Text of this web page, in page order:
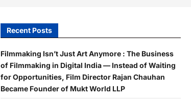
Recent Posts
Filmmaking Isn’t Just Art Anymore : The Business
of Filmmaking in Digital India — Instead of Waiting
for Opportunities, Film Director Rajan Chauhan
Became Founder of Mukt World LLP